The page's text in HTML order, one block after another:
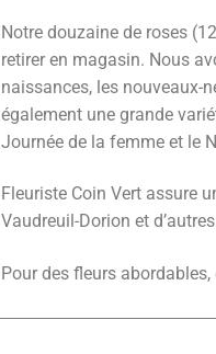
Notre douzaine de roses
retirer en magasin. Nous
naissances, les nouveaux-
également une grande
Journée de la femme et le
Fleuriste Coin Vert assure
Vaudreuil-Dorion et
Pour des fleurs